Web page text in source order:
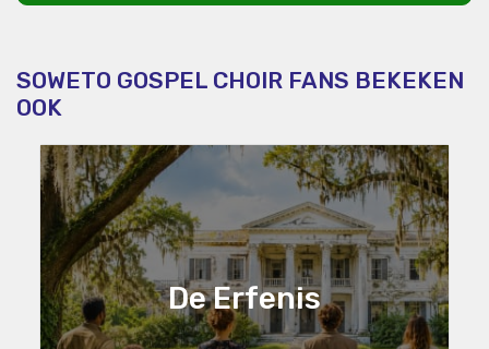
SOWETO GOSPEL CHOIR FANS BEKEKEN
OOK
De Erfenis